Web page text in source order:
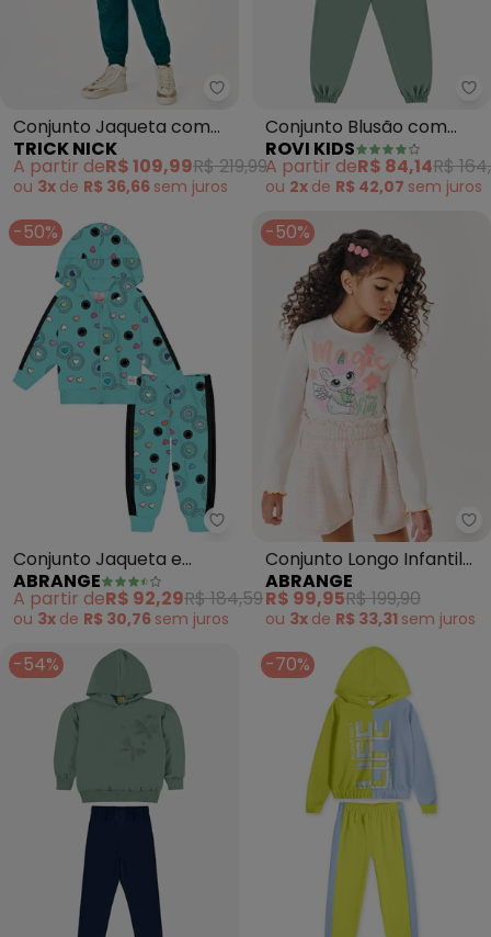
Trick Nick - Conjunto Jaqueta
Conjunto Jaqueta com
Capuz e Calça (Verde)
TRICK NICK
A partir deR$ 109,99R$ 219,99
ou 3x de R$ 36,66 sem juros
Conjunto Blusão com
Calça Moletom (Verde)
ROVI KIDS
A partir deR$ 84,14R$
ou 2x de R$ 42,07 sem juros
-50%
Abrange - Conjunto Jaqueta e
Conjunto Jaqueta e
Calça Total Print Baby
(Verde)
ABRANGE
A partir deR$ 92,29R$ 184,59
ou 3x de R$ 30,76 sem juros
-50%
Conjunto Longo Infantil
Menina Unicórnio (Verde)
ABRANGE
R$ 99,95R$ 199,90
ou 3x de R$ 33,31 sem juros
-54% -70%